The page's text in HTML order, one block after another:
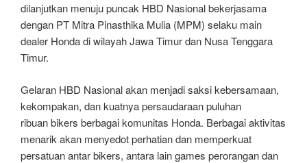
dilanjutkan menuju puncak HBD Nasional bekerjasama
dengan PT Mitra Pinasthika Mulia (MPM) selaku main
dealer Honda di wilayah Jawa Timur dan Nusa Tenggara
Timur.
Gelaran HBD Nasional akan menjadi saksi kebersamaan,
kekompakan, dan kuatnya persaudaraan puluhan
ribuan bikers berbagai komunitas Honda. Berbagai aktivitas
menarik akan menyedot perhatian dan memperkuat
persatuan antar bikers, antara lain games perorangan dan